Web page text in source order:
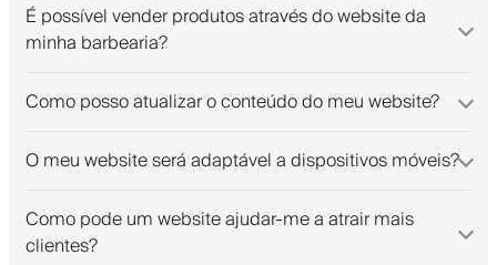
É possível vender produtos através do website da
minha barbearia?
Como posso atualizar o conteúdo do meu website?
O meu website será adaptável a dispositivos móveis?
Como pode um website ajudar-me a atrair mais
clientes?